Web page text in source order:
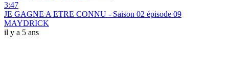
3:47
JE GAGNE A ETRE CONNU - Saison 02 épisode 09
MAYDRICK
il y a 5 ans